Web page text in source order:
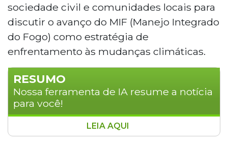
sociedade civil e comunidades locais para
discutir o avanço do MIF (Manejo Integrado
do Fogo) como estratégia de
enfrentamento às mudanças climáticas.
RESUMO
Nossa ferramenta de IA resume a notícia
para você!
A experiência do Pantanal no combate a
LEIA AQUI